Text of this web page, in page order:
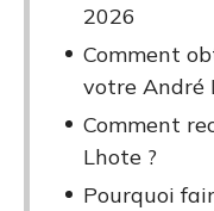
2026
Comment
votre André
Comment
Lhote ?
Pourquoi